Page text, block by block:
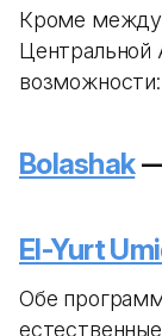
Кроме
Центральной
возможности:
Bolashak—
El-Yurt
Обе